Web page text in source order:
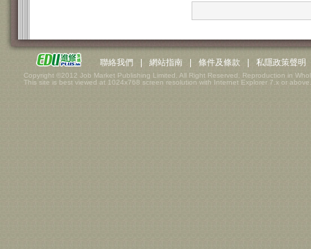
聯絡我們 網站指南 條件及條款 私隱政策聲明
Copyright ©2012 Job Market Publishing Limited. All Right Reserved. Reproduction in
This site is best viewed at 1024x768 screen resolution with Internet Explorer 7.x or